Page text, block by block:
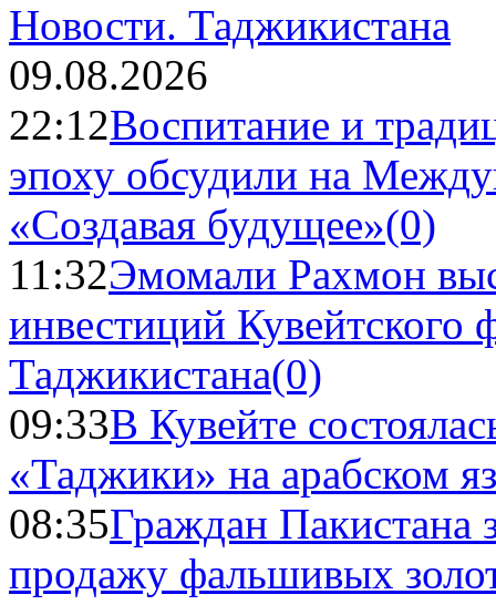
Новости. Таджикистана
09.08.2026
22:12Воспитание и
эпоху обсудили на
«Создавая будущее»(0)
11:32Эмомали Рахмон
инвестиций Кувейтского
Таджикистана(0)
09:33В Кувейте
«Таджики» на арабском
08:35Граждан Пакистана
продажу фальшивых